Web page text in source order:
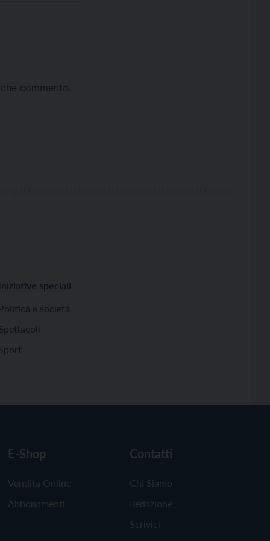
commento.
Iniziative speciali
Politica e società
E-Shop
Vendita Online
Abbonamenti
Contatti
Chi Siamo
Redazione
Scrivici